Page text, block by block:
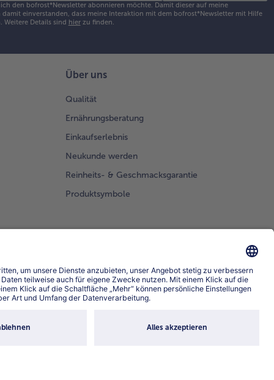
den bofrost*Newsletter abonnieren möchte. Damit dieser auf meine
einverstanden, dass meine Interaktion mit dem bofrost*Newsletter mit Hilfe
Weitere Details sind hierzu finden.
Über uns
Qualität
Ernährungsberatung
Einkaufserlebnis
Neukunde werden
Reinheits- & Geschmacksgarantie
Produktsymbole